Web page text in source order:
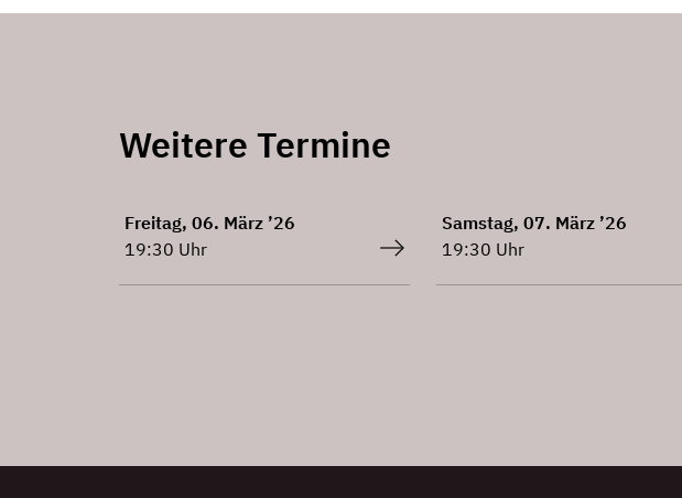
Weitere Termine
Freitag, 06. März ’26
19:30 Uhr
Samstag, 07. März ’26
19:30 Uhr